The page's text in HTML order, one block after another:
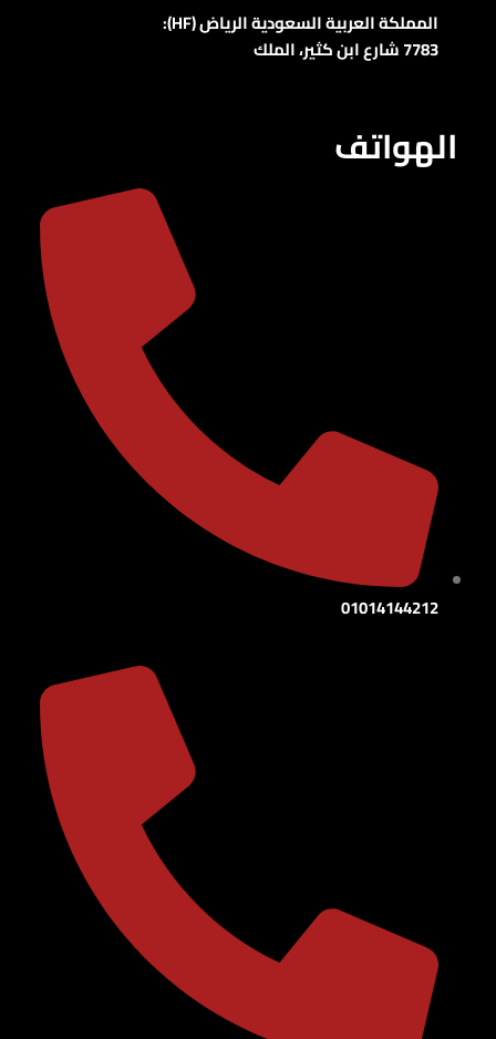
المملكة العربية السعودية الرياض (HF):
7783 شارع ابن كثير، الملك
الهواتف
01014144212